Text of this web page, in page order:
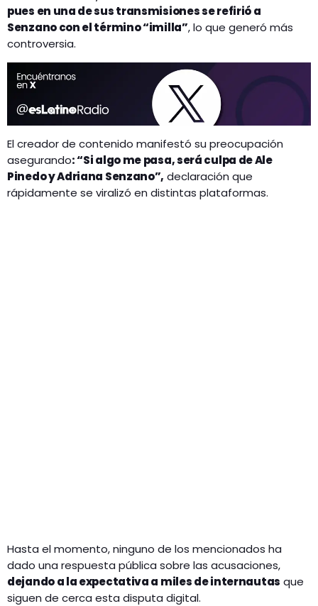
pues en una de sus transmisiones se refirió a
Senzano con el término “imilla”, lo que generó más
controversia.
El creador de contenido manifestó su preocupación
asegurando: “Si algo me pasa, será culpa de Ale
Pinedo y Adriana Senzano”, declaración que
rápidamente se viralizó en distintas plataformas.
Hasta el momento, ninguno de los mencionados ha
dado una respuesta pública sobre las acusaciones,
dejando a la expectativa a miles de internautas que
siguen de cerca esta disputa digital.